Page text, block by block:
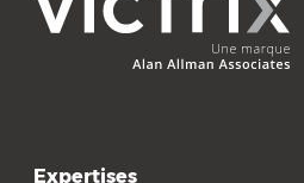
Expertises